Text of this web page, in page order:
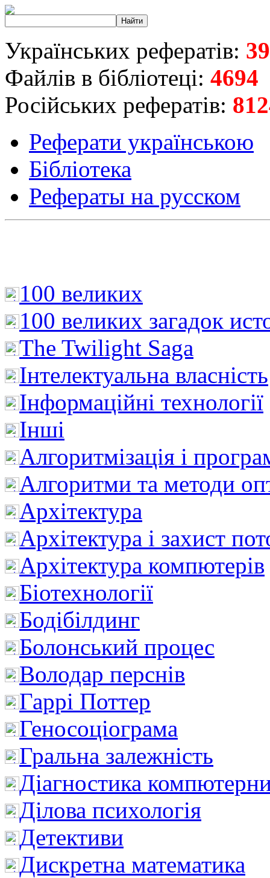
Українських рефератів:
Файлів в бібліотеці: 4694
Російських рефератів:
Реферати українською
Бібліотека
Рефераты на русском
100 великих
100 великих загадок
The Twilight Saga
Інтелектуальна влaсність
Інформаційні технології
Інші
Алгоритмізація і
Алгоритми та методи
Архітектура
Архітектура і захист
Архітектура компютерів
Біотехнології
Бодібілдинг
Болонський процес
Володар перснів
Гаррі Поттер
Геносоціограма
Гральна залежність
Діагностика
Ділова психологія
Детективи
Дискретна математика